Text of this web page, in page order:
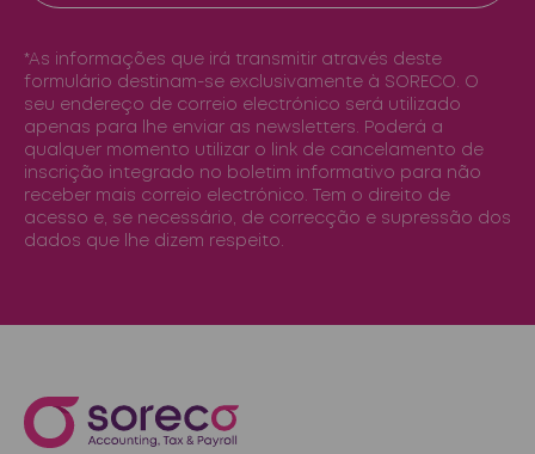
*As informações que irá transmitir através deste
formulário destinam-se exclusivamente à SORECO. O
seu endereço de correio electrónico será utilizado
apenas para lhe enviar as newsletters. Poderá a
qualquer momento utilizar o link de cancelamento de
inscrição integrado no boletim informativo para não
receber mais correio electrónico. Tem o direito de
acesso e, se necessário, de correcção e supressão dos
dados que lhe dizem respeito.